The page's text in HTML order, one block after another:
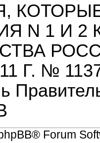
N 1 И
Г. №
® Forum